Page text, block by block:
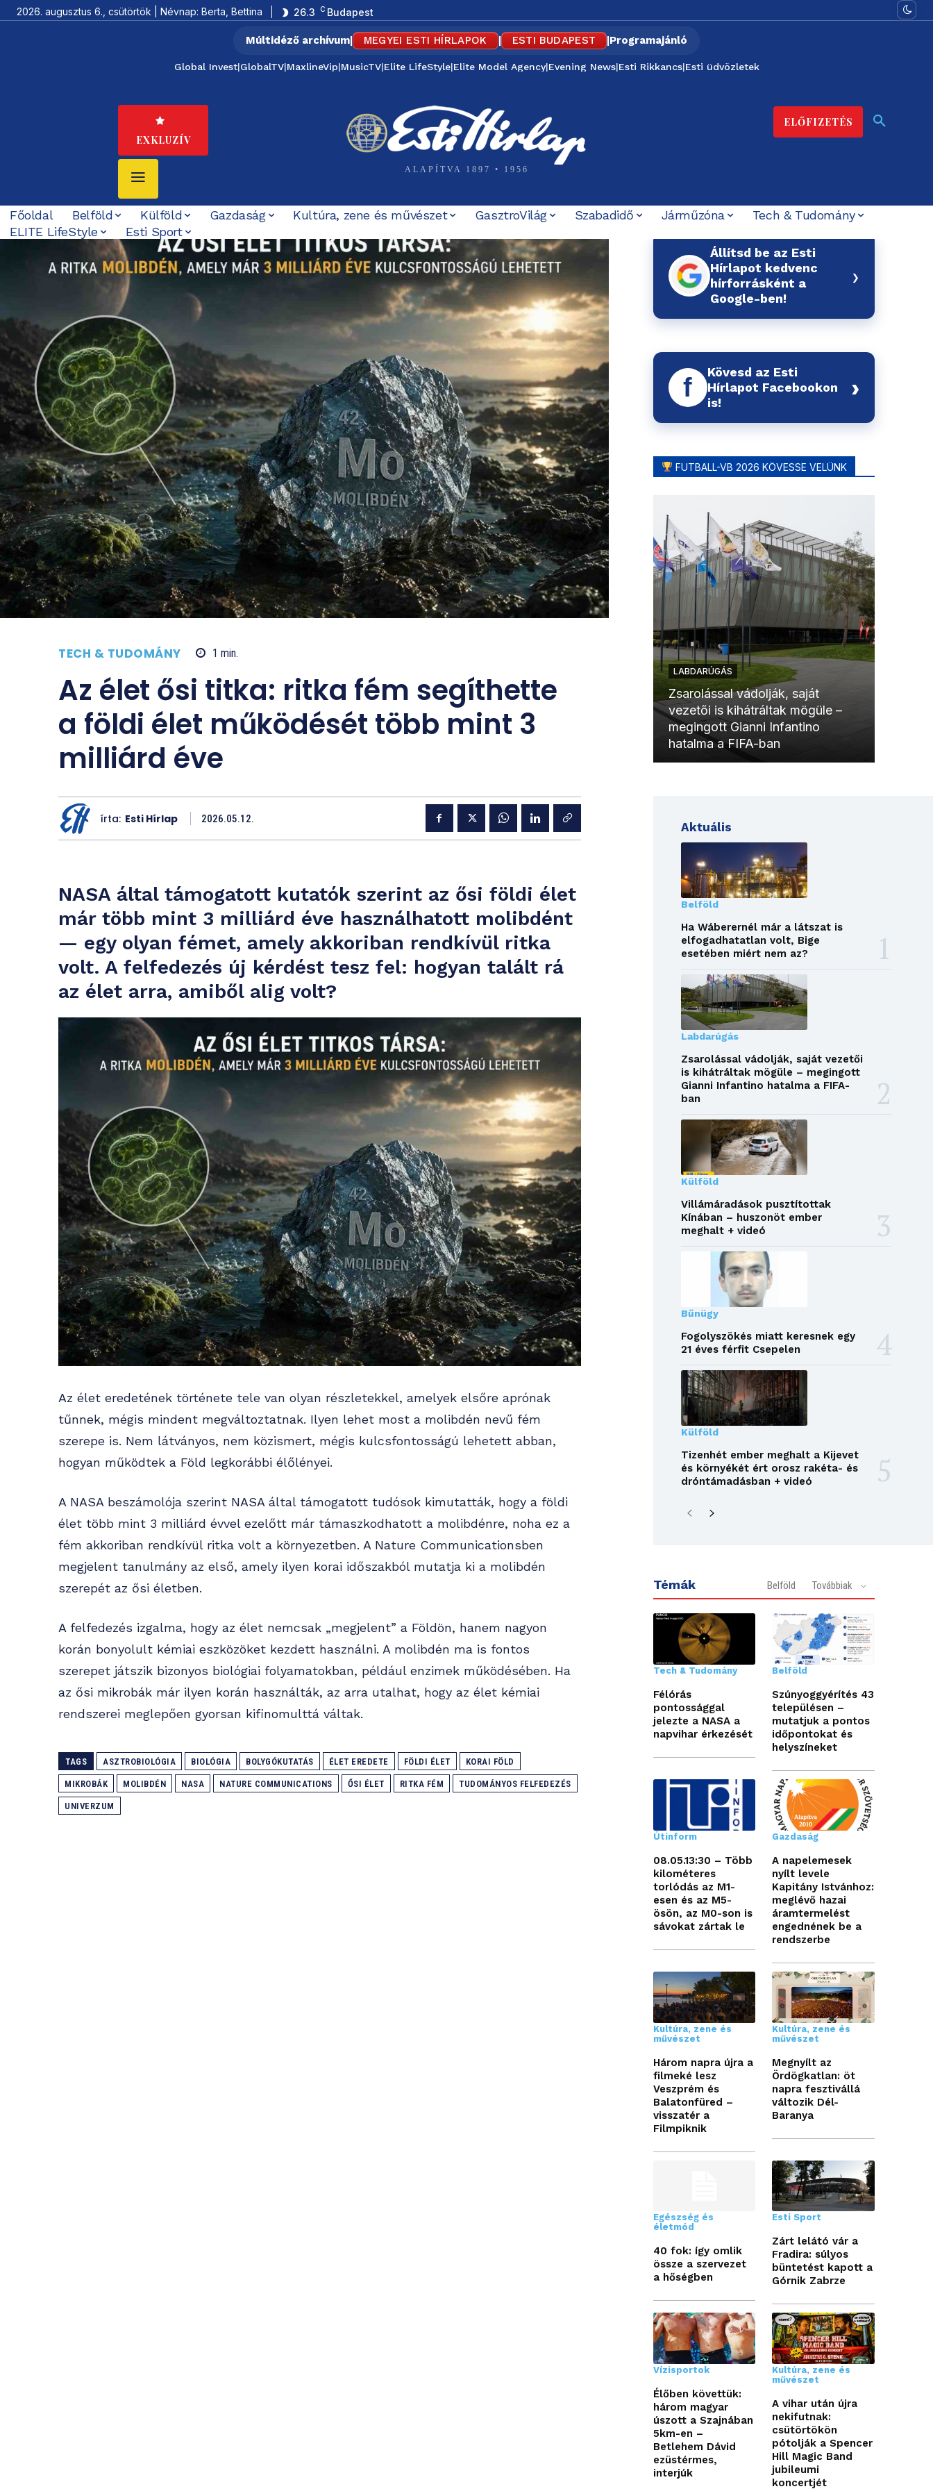
2026. augusztus 6., csütörtök | Névnap: Berta, Bettina 26.3 C Budapest
Múltidéző archívum| MEGYEI ESTI HÍRLAPOK | ESTI BUDAPEST |Programajánló
Global Invest|GlobalTV|MaxlineVip|MusicTV|Elite LifeStyle|Elite Model Agency|Evening News|Esti Rikkancs|Esti üdvözletek
EXKLUZÍV
ALAPÍTVA 1897 • 1956
ELŐFIZETÉS
Főoldal Belföld Külföld Gazdaság Kultúra, zene és művészet GasztroVilág Szabadidő Járműzóna
Tech & Tudomány
ELITE LifeStyle
Esti Sport
TECH & TUDOMÁNY 1 min.
Az élet ősi titka: ritka fém segíthette
a földi élet működését több mint 3
milliárd éve
írta: Esti Hírlap 2026.05.12.
NASA által támogatott kutatók szerint az ősi földi élet
már több mint 3 milliárd éve használhatott molibdént
— egy olyan fémet, amely akkoriban rendkívül ritka
volt. A felfedezés új kérdést tesz fel: hogyan talált rá
az élet arra, amiből alig volt?
Az élet eredetének története tele van olyan részletekkel, amelyek elsőre aprónak
tűnnek, mégis mindent megváltoztatnak. Ilyen lehet most a molibdén nevű fém
szerepe is. Nem látványos, nem közismert, mégis kulcsfontosságú lehetett abban,
hogyan működtek a Föld legkorábbi élőlényei.
A NASA beszámolója szerint NASA által támogatott tudósok kimutatták, hogy a földi
élet több mint 3 milliárd évvel ezelőtt már támaszkodhatott a molibdénre, noha ez a
fém akkoriban rendkívül ritka volt a környezetben. A Nature Communicationsben
megjelent tanulmány az első, amely ilyen korai időszakból mutatja ki a molibdén
szerepét az ősi életben.
A felfedezés izgalma, hogy az élet nemcsak „megjelent” a Földön, hanem nagyon
korán bonyolult kémiai eszközöket kezdett használni. A molibdén ma is fontos
szerepet játszik bizonyos biológiai folyamatokban, például enzimek működésében. Ha
az ősi mikrobák már ilyen korán használták, az arra utalhat, hogy az élet kémiai
rendszerei meglepően gyorsan kifinomulttá váltak.
TAGS ASZTROBIOLÓGIA BIOLÓGIA BOLYGÓKUTATÁS ÉLET EREDETE FÖLDI ÉLET KORAI FÖLD
MIKROBÁK MOLIBDÉN NASA NATURE COMMUNICATIONS ŐSI ÉLET RITKA FÉM TUDOMÁNYOS FELFEDEZÉS
UNIVERZUM
Állítsd be az Esti
Hírlapot kedvenc
hírforrásként a
Google-ben!
›
f
Kövesd az Esti
Hírlapot Facebookon
is!
›
FUTBALL-VB 2026 KÖVESSE VELÜNK
LABDARÚGÁS
Zsarolással vádolják, saját
vezetői is kihátráltak mögüle –
megingott Gianni Infantino
hatalma a FIFA-ban
Aktuális
Belföld
Ha Wáberernél már a látszat is
elfogadhatatlan volt, Bige
esetében miért nem az?
Labdarúgás
Zsarolással vádolják, saját vezetői
is kihátráltak mögüle – megingott
Gianni Infantino hatalma a FIFA-
ban
Külföld
Villámáradások pusztítottak
Kínában – huszonöt ember
meghalt + videó
Bűnügy
Fogolyszökés miatt keresnek egy
21 éves férfit Csepelen
Külföld
Tizenhét ember meghalt a Kijevet
és környékét ért orosz rakéta- és
dróntámadásban + videó
Témák Belföld Továbbiak
Tech & Tudomány
Félórás
pontossággal
jelezte a NASA a
napvihar érkezését
Belföld
Szúnyoggyérítés 43
településen –
mutatjuk a pontos
időpontokat és
helyszíneket
Útinform
08.05.13:30 – Több
kilométeres
torlódás az M1-
esen és az M5-
ösön, az M0-son is
sávokat zártak le
Gazdaság
A napelemesek
nyílt levele
Kapitány Istvánhoz:
meglévő hazai
áramtermelést
engednének be a
rendszerbe
Kultúra, zene és
művészet
Három napra újra a
filmeké lesz
Veszprém és
Balatonfüred –
visszatér a
Filmpiknik
Kultúra, zene és
művészet
Megnyílt az
Ördögkatlan: öt
napra fesztivállá
változik Dél-
Baranya
Egészség és
életmód
40 fok: így omlik
össze a szervezet
a hőségben
Esti Sport
Zárt lelátó vár a
Fradira: súlyos
büntetést kapott a
Górnik Zabrze
Vízisportok
Élőben követtük:
három magyar
úszott a Szajnában
5km-en –
Betlehem Dávid
ezüstérmes,
interjúk
Kultúra, zene és
művészet
A vihar után újra
nekifutnak:
csütörtökön
pótolják a Spencer
Hill Magic Band
jubileumi
koncertjét